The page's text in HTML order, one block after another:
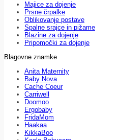
Majice za dojenje
Prsne črpalke
Oblikovanje postave
Spalne srajce in pižame
Blazine za dojenje
Pripomočki za dojenje
Blagovne znamke
Anita Maternity
Baby Nova
Cache Coeur
Carriwell
Doomoo
Ergobaby
FridaMom
Haakaa
KikkaBoo